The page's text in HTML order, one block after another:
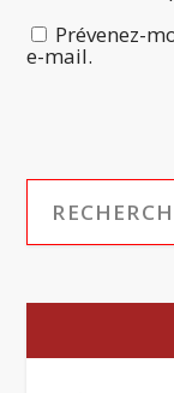
Prévenez-
e-mail.